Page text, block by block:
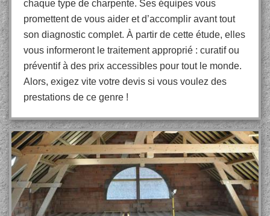
chaque type de charpente. Ses équipes vous
promettent de vous aider et d’accomplir avant tout
son diagnostic complet. À partir de cette étude, elles
vous informeront le traitement approprié : curatif ou
préventif à des prix accessibles pour tout le monde.
Alors, exigez vite votre devis si vous voulez des
prestations de ce genre !